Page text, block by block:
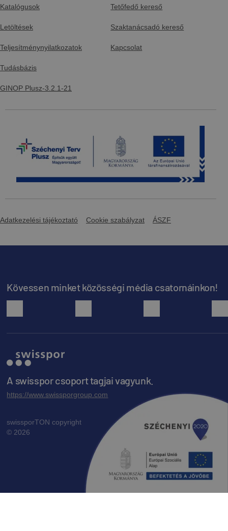
Katalógusok
Letöltések
Teljesítménynyilatkozatok
Tudásbázis
GINOP Plusz-3.2.1-21
Tetőfedő kereső
Szaktanácsadó kereső
Kapcsolat
Adatkezelési tájékoztató Cookie szabályzat ÁSZF
Kövessen minket közösségi média csatornáinkon!
facebook youtube instagram
A swisspor csoport tagjai vagyunk.
https://www.swissporgroup.com
swissporTON copyright
© 2026